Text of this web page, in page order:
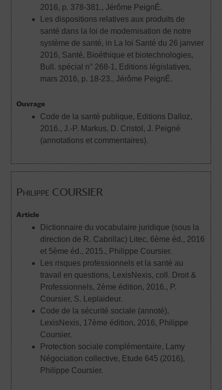
2016, p. 378-381., Jérôme PeignÉ.
Les dispositions relatives aux produits de
santé dans la loi de modernisation de notre
système de santé, in La loi Santé du 26 janvier
2016, Santé, Bioéthique et biotechnologies,
Bull. spécial n° 268-1, Editions législatives,
mars 2016, p. 18-23., Jérôme PeignÉ.
Ouvrage
Code de la santé publique, Editions Dalloz,
2016., J.-P. Markus, D. Cristol, J. Peigné
(annotations et commentaires).
Philippe COURSIER
Article
Dictionnaire du vocabulaire juridique (sous la
direction de R. Cabrillac) Litec, 6ème éd., 2016
et 5ème éd., 2015., Philippe Coursier.
Les risques professionnels et la santé au
travail en questions, LexisNexis, coll. Droit &
Professionnels, 2ème édition, 2016., P.
Coursier, S. Leplaideur.
Code de la sécurité sociale (annoté),
LexisNexis, 17ème édition, 2016, Philippe
Coursier.
Protection sociale complémentaire, Lamy
Négociation collective, Etude 645 (2016),
Philippe Coursier.